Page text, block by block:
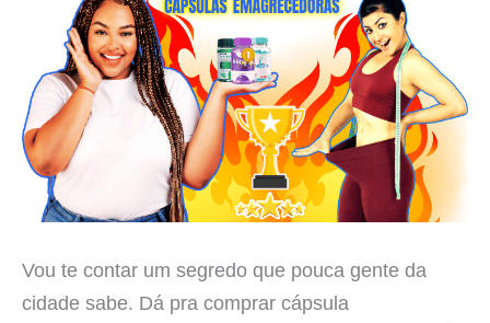
Vou te contar um segredo que pouca gente da
cidade sabe. Dá pra comprar cápsula